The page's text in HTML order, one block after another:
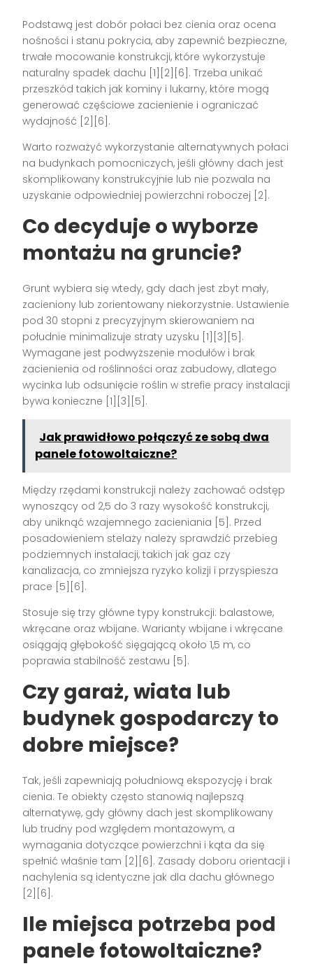
Podstawą jest dobór połaci bez cienia oraz ocena
nośności i stanu pokrycia, aby zapewnić bezpieczne,
trwałe mocowanie konstrukcji, które wykorzystuje
naturalny spadek dachu [1][2][6]. Trzeba unikać
przeszkód takich jak kominy i lukarny, które mogą
generować częściowe zacienienie i ograniczać
wydajność [2][6].
Warto rozważyć wykorzystanie alternatywnych połaci
na budynkach pomocniczych, jeśli główny dach jest
skomplikowany konstrukcyjnie lub nie pozwala na
uzyskanie odpowiedniej powierzchni roboczej [2].
Co decyduje o wyborze
montażu na gruncie?
Grunt wybiera się wtedy, gdy dach jest zbyt mały,
zacieniony lub zorientowany niekorzystnie. Ustawienie
pod 30 stopni z precyzyjnym skierowaniem na
południe minimalizuje straty uzysku [1][3][5].
Wymagane jest podwyższenie modułów i brak
zacienienia od roślinności oraz zabudowy, dlatego
wycinka lub odsunięcie roślin w strefie pracy instalacji
bywa konieczne [1][3][5].
Jak prawidłowo połączyć ze sobą dwa
panele fotowoltaiczne?
Między rzędami konstrukcji należy zachować odstęp
wynoszący od 2,5 do 3 razy wysokość konstrukcji,
aby uniknąć wzajemnego zacieniania [5]. Przed
posadowieniem stelaży należy sprawdzić przebieg
podziemnych instalacji, takich jak gaz czy
kanalizacja, co zmniejsza ryzyko kolizji i przyspiesza
prace [5][6].
Stosuje się trzy główne typy konstrukcji: balastowe,
wkręcane oraz wbijane. Warianty wbijane i wkręcane
osiągają głębokość sięgającą około 1,5 m, co
poprawia stabilność zestawu [5].
Czy garaż, wiata lub
budynek gospodarczy to
dobre miejsce?
Tak, jeśli zapewniają południową ekspozycję i brak
cienia. Te obiekty często stanowią najlepszą
alternatywę, gdy główny dach jest skomplikowany
lub trudny pod względem montażowym, a
wymagania dotyczące powierzchni i kąta da się
spełnić właśnie tam [2][6]. Zasady doboru orientacji i
nachylenia są identyczne jak dla dachu głównego
[2][6].
Ile miejsca potrzeba pod
panele fotowoltaiczne?